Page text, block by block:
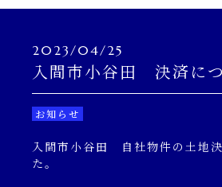
2023/04/25
入間市小谷田 決済に
お知らせ
入間市小谷田 自社物件の土地
た。